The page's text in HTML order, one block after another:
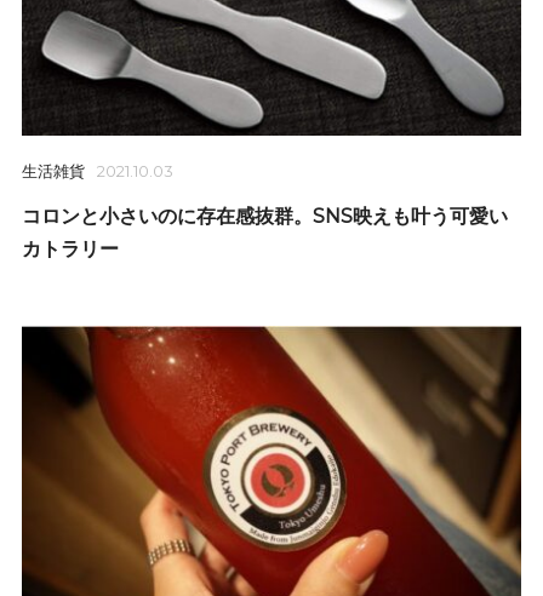
生活雑貨 2021.10.03
コロンと小さいのに存在感抜群。SNS映えも叶う可愛い
カトラリー